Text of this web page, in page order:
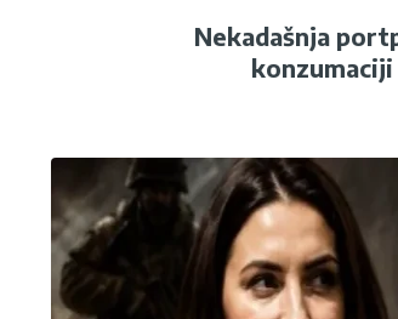
Nekadašnja